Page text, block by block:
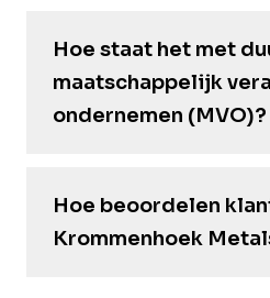
Hoe staat het met
maatschappelijk
ondernemen (MVO)?
Hoe beoordelen
Krommenhoek